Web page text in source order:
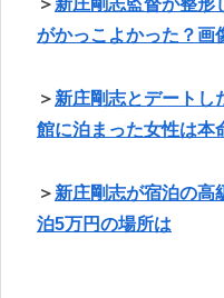
＞ 新庄剛志監督が整形
がかっこよかった？画
＞ 新庄剛志とデートし
館に泊まった女性は本
＞ 新庄剛志が宿泊の高
泊5万円の場所は